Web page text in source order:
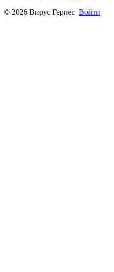
© 2026 Вирус Герпес Войти